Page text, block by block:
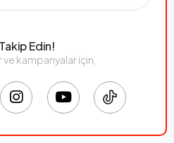
Edin!
ve kampanyalar için,